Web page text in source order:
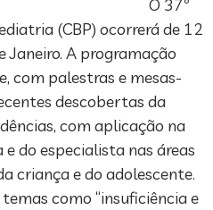
O 37º
(CBP) ocorrerá de 12
Janeiro. A programação
com palestras e mesas-
descobertas da
com aplicação na
do especialista nas áreas
criança e do adolescente.
como “insuficiência e